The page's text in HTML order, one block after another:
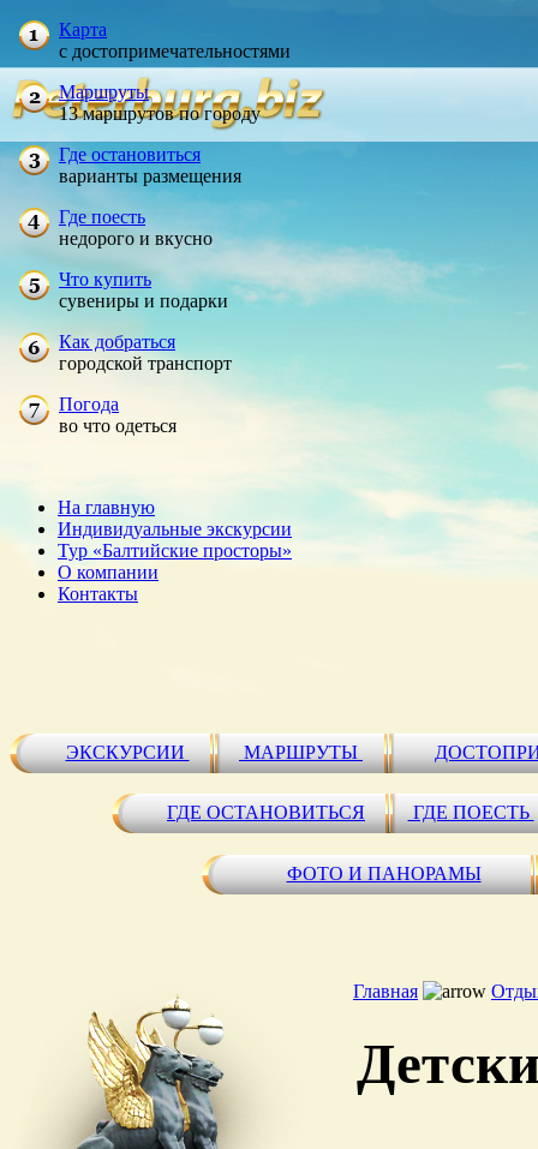
Карта
с достопримечательностями
Маршруты
13 маршрутов по городу
Где остановиться
варианты размещения
Где поесть
недорого и вкусно
Что купить
сувениры и подарки
Как добраться
городской транспорт
Погода
во что одеться
На главную
Индивидуальные экскурсии
Тур «Балтийские просторы»
О компании
Контакты
ЭКСКУРСИИ МАРШРУТЫ
ГДЕ ОСТАНОВИТЬСЯ ГДЕ ПОЕСТЬ
ФОТО И ПАНОРАМЫ
Главная